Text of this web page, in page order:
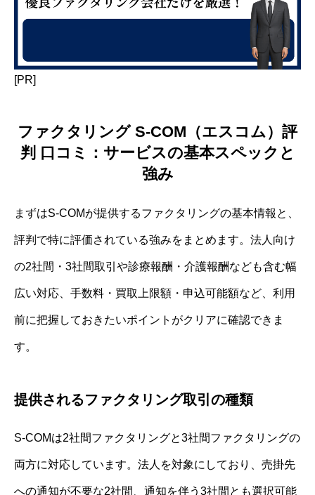
[PR]
ファクタリング S-COM（エスコム）評
判 口コミ：サービスの基本スペックと
強み
まずはS-COMが提供するファクタリングの基本情報と、
評判で特に評価されている強みをまとめます。法人向け
の2社間・3社間取引や診療報酬・介護報酬なども含む幅
広い対応、手数料・買取上限額・申込可能額など、利用
前に把握しておきたいポイントがクリアに確認できま
す。
提供されるファクタリング取引の種類
S-COMは2社間ファクタリングと3社間ファクタリングの
両方に対応しています。法人を対象にしており、売掛先
への通知が不要な2社間、通知を伴う3社間とも選択可能